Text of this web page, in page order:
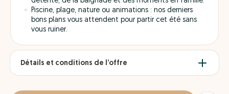
Piscine, plage, nature ou animations : nos derniers
bons plans vous attendent pour partir cet été sans
vous ruiner.
Détails et conditions de l’offre